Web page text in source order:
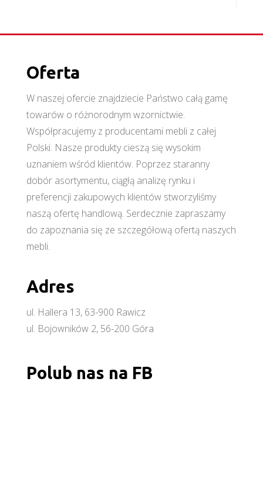
Oferta
W naszej ofercie znajdziecie Państwo całą gamę
towarów o różnorodnym wzornictwie.
Współpracujemy z producentami mebli z całej
Polski. Nasze produkty cieszą się wysokim
uznaniem wśród klientów. Poprzez staranny
dobór asortymentu, ciągłą analizę rynku i
preferencji zakupowych klientów stworzyliśmy
naszą ofertę handlową. Serdecznie zapraszamy
do zapoznania się ze szczegółową ofertą naszych
mebli.
Adres
ul. Hallera 13, 63-900 Rawicz
ul. Bojowników 2, 56-200 Góra
Polub nas na FB